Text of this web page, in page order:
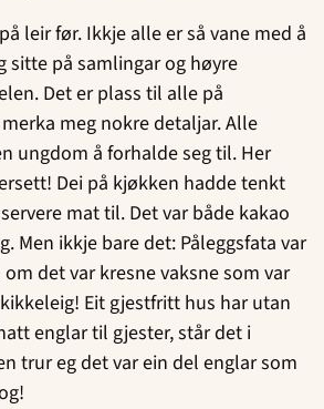
leir før. Ikkje alle er så vane med å
sitte på samlingar og høyre
Det er plass til alle på
meg nokre detaljar. Alle
ungdom å forhalde seg til. Her
Dei på kjøkken hadde tenkt
mat til. Det var både kakao
Men ikkje bare det: Påleggsfata var
det var kresne vaksne som var
Eit gjestfritt hus har utan
englar til gjester, står det i
trur eg det var ein del englar som